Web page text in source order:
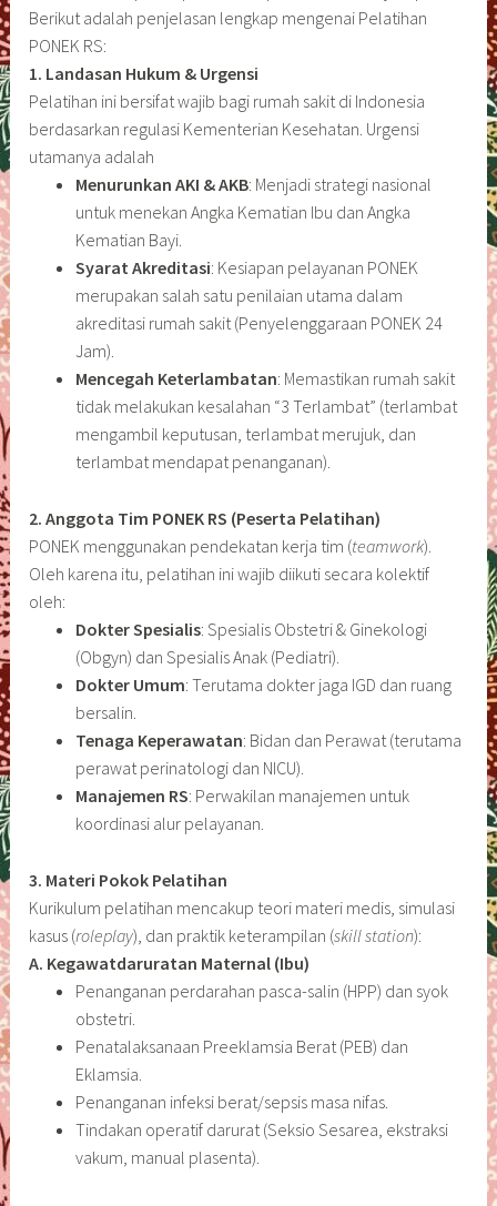
Berikut adalah penjelasan lengkap mengenai Pelatihan
PONEK RS:
1. Landasan Hukum & Urgensi
Pelatihan ini bersifat wajib bagi rumah sakit di Indonesia
berdasarkan regulasi Kementerian Kesehatan. Urgensi
utamanya adalah
Menurunkan AKI & AKB: Menjadi strategi nasional
untuk menekan Angka Kematian Ibu dan Angka
Kematian Bayi.
Syarat Akreditasi: Kesiapan pelayanan PONEK
merupakan salah satu penilaian utama dalam
akreditasi rumah sakit (Penyelenggaraan PONEK 24
Jam).
Mencegah Keterlambatan: Memastikan rumah sakit
tidak melakukan kesalahan “3 Terlambat” (terlambat
mengambil keputusan, terlambat merujuk, dan
terlambat mendapat penanganan).
2. Anggota Tim PONEK RS (Peserta Pelatihan)
PONEK menggunakan pendekatan kerja tim (teamwork).
Oleh karena itu, pelatihan ini wajib diikuti secara kolektif
oleh:
Dokter Spesialis: Spesialis Obstetri & Ginekologi
(Obgyn) dan Spesialis Anak (Pediatri).
Dokter Umum: Terutama dokter jaga IGD dan ruang
bersalin.
Tenaga Keperawatan: Bidan dan Perawat (terutama
perawat perinatologi dan NICU).
Manajemen RS: Perwakilan manajemen untuk
koordinasi alur pelayanan.
3. Materi Pokok Pelatihan
Kurikulum pelatihan mencakup teori materi medis, simulasi
kasus (roleplay), dan praktik keterampilan (skill station):
A. Kegawatdaruratan Maternal (Ibu)
Penanganan perdarahan pasca-salin (HPP) dan syok
obstetri.
Penatalaksanaan Preeklamsia Berat (PEB) dan
Eklamsia.
Penanganan infeksi berat/sepsis masa nifas.
Tindakan operatif darurat (Seksio Sesarea, ekstraksi
vakum, manual plasenta).